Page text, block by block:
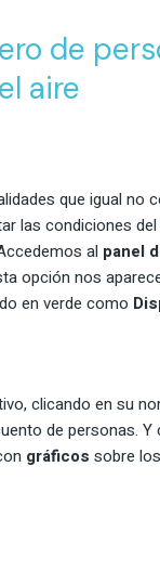
de
aire
que igual
las condiciones
al panel
opción nos
en verde como
clicando en su
de personas.
gráficos sobre